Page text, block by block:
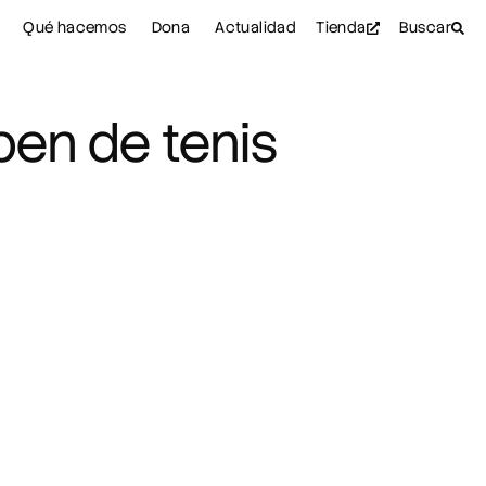
Qué hacemos Dona Actualidad Tienda Buscar
de tenis